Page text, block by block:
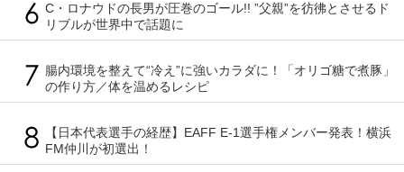
C・ロナウドの長男が圧巻のゴール!! ”父親”を彷彿とさせるド
リブルが世界中で話題に
腸内環境を整えて“冷え”に強いカラダに！「オリゴ糖で煮豚」
の作り方／体を温めるレシピ
【日本代表選手の経歴】EAFF E-1選手権メンバー発表！横浜
FM仲川が初選出！